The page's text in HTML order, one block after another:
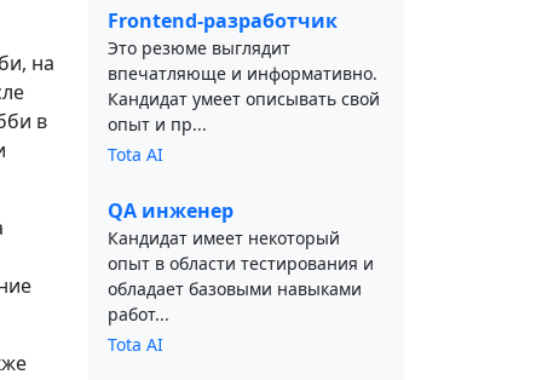
на
в
Frontend-разработчик
Это резюме выглядит
впечатляюще и информативно.
Кандидат умеет описывать свой
опыт и пр...
Tota AI
QA инженер
Кандидат имеет некоторый
опыт в области тестирования и
обладает базовыми навыками
работ...
Tota AI